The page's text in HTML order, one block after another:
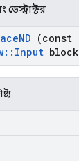
ডেস্ট্রাক্টর
ND (const
:: Input block